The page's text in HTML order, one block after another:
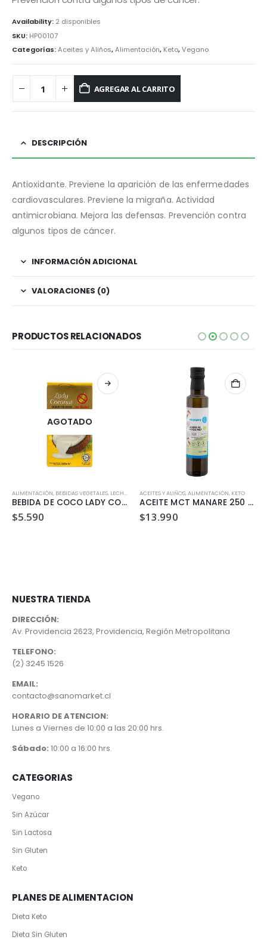
Availability: 2 disponibles
SKU: HP00107
Categorías:Aceites y Aliños,Alimentación, Keto,Vegano
AGREGAR AL CARRITO
DESCRIPCIÓN
Antioxidante. Previene la aparición de las enfermedades
cardiovasculares. Previene la migraña. Actividad
antimicrobiana. Mejora las defensas. Prevención contra
algunos tipos de cáncer.
INFORMACIÓN ADICIONAL
VALORACIONES (0)
PRODUCTOS RELACIONADOS
AGOTADO
ALIMENTACIÓN, BEBIDAS VEGETALES, LECHES Y JUGOS ,SIN GLUTEN,SIN LACTOSA,VEGANO
BEBIDA DE COCO LADY COCONUT 500 ML
$5.590
ACEITES Y ALIÑOS,ALIMENTACIÓN, KETO
ACEITE MCT MANARE 250 ML
$13.990
NUESTRA TIENDA
DIRECCIÓN:
Av. Providencia 2623, Providencia, Región Metropolitana
TELEFONO:
(2) 3245 1526
EMAIL:
contacto@sanomarket.cl
HORARIO DE ATENCION:
Lunes a Viernes de 10:00 a las 20:00 hrs.
Sábado: 10:00 a 16:00 hrs.
CATEGORIAS
Vegano
Sin Azúcar
Sin Lactosa
Sin Gluten
Keto
PLANES DE ALIMENTACION
Dieta Keto
Dieta Sin Gluten